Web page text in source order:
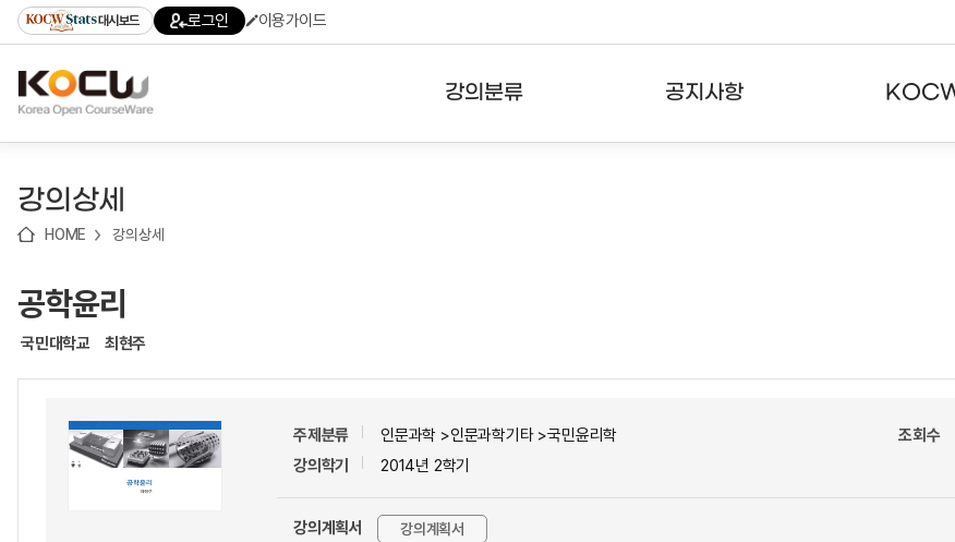
기
기
기
content)
가
대시보드 로그인 이용가이드
강의분류 공지사항
강의상세
HOME 강의상세
공학윤리
국민대학교 최현주
주제분류
인문과학 >인문과학기타 >국민윤리학
강의학기
2014년 2학기
조회수
강의계획서 강의계획서